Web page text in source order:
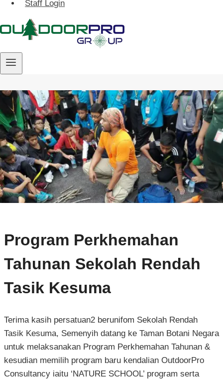
Staff Login
Program Perkhemahan
Tahunan Sekolah Rendah
Tasik Kesuma
Terima kasih persatuan2 berunifom Sekolah Rendah
Tasik Kesuma, Semenyih datang ke Taman Botani Negara
untuk melaksanakan Program Perkhemahan Tahunan &
kesudian memilih program baru kendalian OutdoorPro
Consultancy iaitu ‘NATURE SCHOOL’ program serta